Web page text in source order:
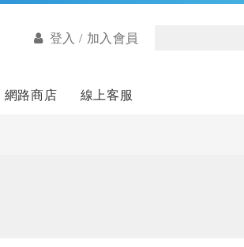
網路商店 線上客服
登入 / 加入會員